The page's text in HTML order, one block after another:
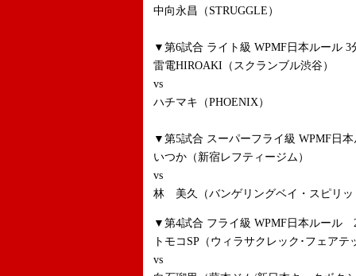
中向永昌（STRUGGLE）
▼第6試合 ライト級 WPMF日本ルール 3
雷電HIROAKI（スクランブル渋谷）
vs
ハチマキ（PHOENIX）
▼第5試合 スーパーフライ級 WPMF
いつか（新宿レフティージム）
vs
林 美久（バンゲリングベイ・スピリッ
▼第4試合 フライ級 WPMF日本ルー
トモコSP（ウィラサクレック･フェアテ
vs